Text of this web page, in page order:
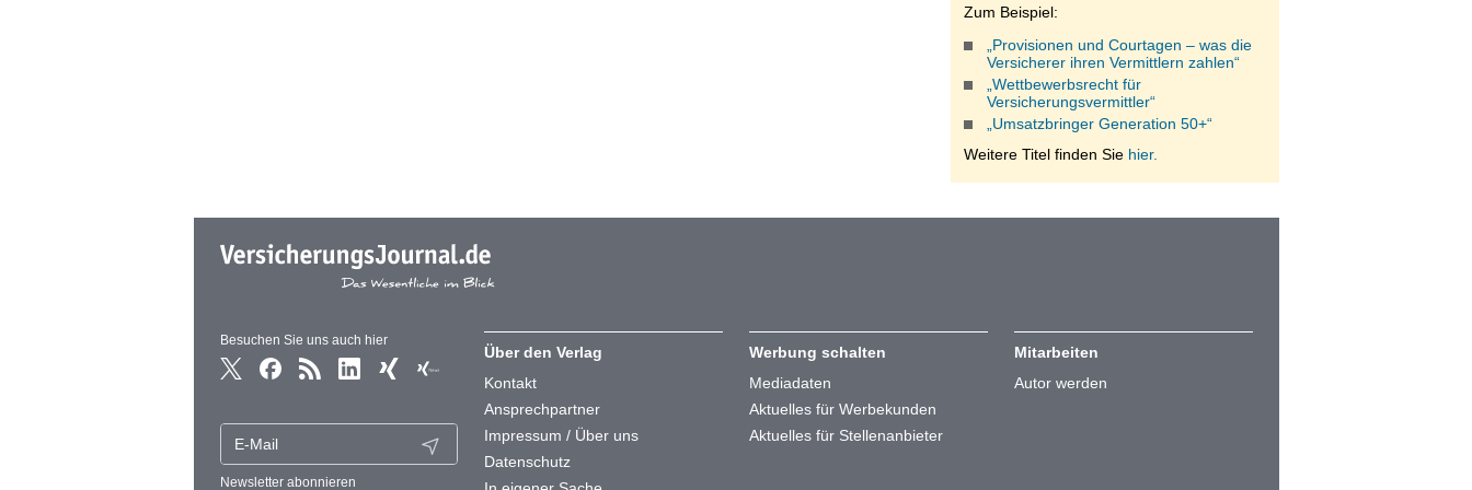
Zum Beispiel:
„Provisionen und Courtagen – was die
Versicherer ihren Vermittlern zahlen“
„Wettbewerbsrecht für
Versicherungsvermittler“
„Umsatzbringer Generation 50+“
Weitere Titel finden Sie hier.
Besuchen Sie uns auch hier
Newsletter abonnieren
Über den Verlag
Kontakt
Ansprechpartner
Impressum / Über uns
Datenschutz
Werbung schalten
Mediadaten
Aktuelles für Werbekunden
Aktuelles für Stellenanbieter
Mitarbeiten
Autor werden